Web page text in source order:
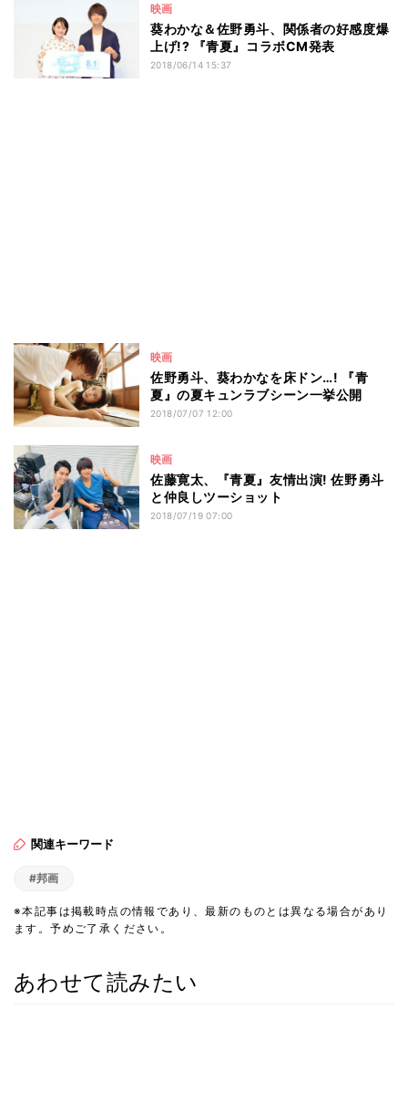
映画
葵わかな＆佐野勇斗、関係者の好感度爆
上げ!? 『青夏』コラボCM発表
2018/06/14 15:37
映画
佐野勇斗、葵わかなを床ドン…! 『青
夏』の夏キュンラブシーン一挙公開
2018/07/07 12:00
映画
佐藤寛太、『青夏』友情出演! 佐野勇斗
と仲良しツーショット
2018/07/19 07:00
関連キーワード
#邦画
※本記事は掲載時点の情報であり、最新のものとは異なる場合があり
ます。予めご了承ください。
あわせて読みたい